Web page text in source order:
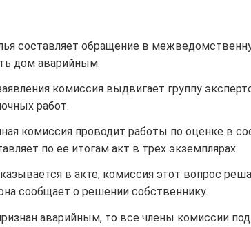
составляет обращение в
дом аварийным.
комиссия выдвигает группу
работ.
комиссия проводит работы по оценке в
по ее итогам акт в трех экземплярах.
в акте, комиссия этот вопрос
сообщает о решении собственнику.
аварийным, то все члены комиссии